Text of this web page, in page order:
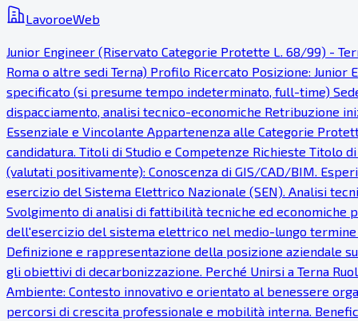
LavoroeWeb
Junior Engineer (Riservato Categorie Protette L. 68/99) -
Roma o altre sedi Terna) Profilo Ricercato Posizione:
specificato (si presume tempo indeterminato, full-time)
dispacciamento, analisi tecnico-economiche Retribuzione
Essenziale e Vincolante Appartenenza alle Categorie
candidatura. Titoli di Studio e Competenze Richieste Titolo
(valutati positivamente): Conoscenza di GIS/CAD/BIM.
esercizio del Sistema Elettrico Nazionale (SEN). Analisi
Svolgimento di analisi di fattibilità tecniche ed
dell'esercizio del sistema elettrico nel medio-lungo
Definizione e rappresentazione della posizione aziendale
gli obiettivi di decarbonizzazione. Perché Unirsi a Terna
Ambiente: Contesto innovativo e orientato al benessere
percorsi di crescita professionale e mobilità interna.